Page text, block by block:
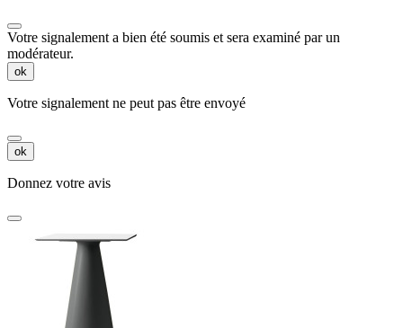
Votre signalement a bien été soumis et sera examiné par un
modérateur.
ok
Votre signalement ne peut pas être envoyé
ok
Donnez votre avis